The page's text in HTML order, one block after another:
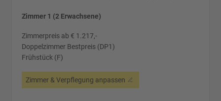
Zimmer 1 (2 Erwachsene)
Zimmerpreis ab € 1.217,-
Doppelzimmer Bestpreis (DP1)
Frühstück (F)
Zimmer & Verpflegung anpassen